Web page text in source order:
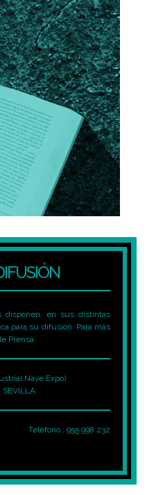
disponen, en sus distintas
para su difusión. Para más
Prensa.
Nave Expo)
SEVILLA
Teléfono.: 955 998 232